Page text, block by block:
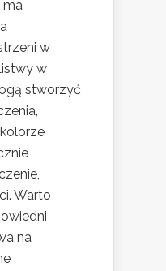
ma
w
w
stworzyć
Warto
na